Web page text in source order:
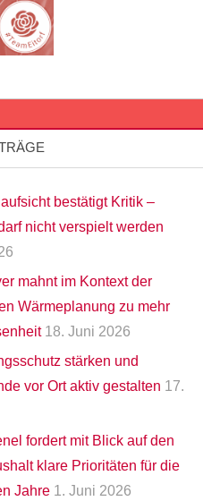
bestätigt Kritik –
nicht verspielt werden
mahnt im Kontext der
Wärmeplanung zu mehr
18. Juni 2026
stärken und
vor Ort aktiv gestalten 17.
fordert mit Blick auf den
klare Prioritäten für die
Jahre 1. Juni 2026